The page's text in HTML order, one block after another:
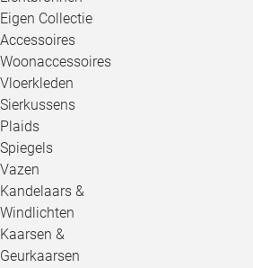
Eigen Collectie
Accessoires
Woonaccessoires
Vloerkleden
Sierkussens
Plaids
Spiegels
Vazen
Kandelaars &
Windlichten
Kaarsen &
Geurkaarsen